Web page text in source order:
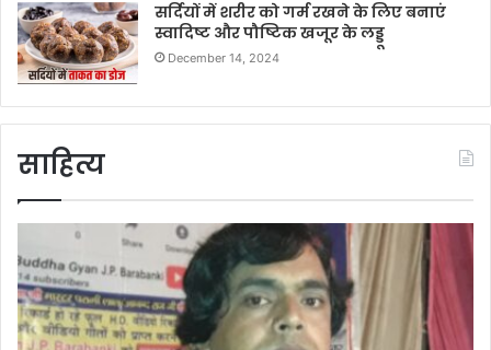
सर्दियों में शरीर को गर्म रखने के लिए बनाएं
स्वादिष्ट और पौष्टिक खजूर के लड्डू
December 14, 2024
साहित्य